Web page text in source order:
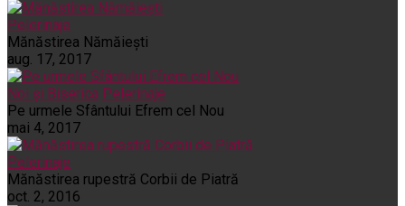
Pelerinaje
Mănăstirea Nămăiești
aug. 17, 2017
Noi și Biserica Pelerinaje
Pe urmele Sfântului Efrem cel Nou
mai 4, 2017
Pelerinaje
Mănăstirea rupestră Corbii de Piatră
oct. 2, 2016